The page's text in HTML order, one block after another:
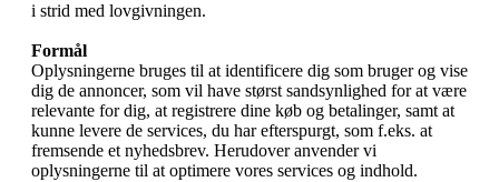
i strid med lovgivningen.
Formål
Oplysningerne bruges til at identificere dig som bruger og vise
dig de annoncer, som vil have størst sandsynlighed for at være
relevante for dig, at registrere dine køb og betalinger, samt at
kunne levere de services, du har efterspurgt, som f.eks. at
fremsende et nyhedsbrev. Herudover anvender vi
oplysningerne til at optimere vores services og indhold.